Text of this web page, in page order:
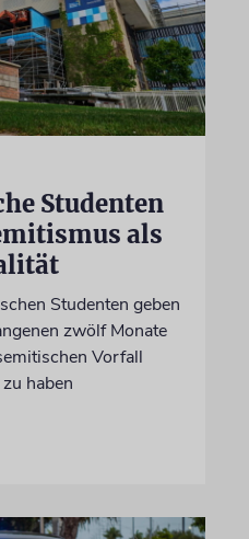
Studenten
als
Studenten geben
zwölf Monate
Vorfall
haben